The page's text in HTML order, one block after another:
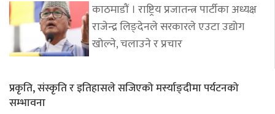
काठमाडौं । राष्ट्रिय प्रजातन्त्र पार्टीका अध्यक्ष
राजेन्द्र लिङ्देनले सरकारले एउटा उद्योग
खोल्ने, चलाउने र प्रचार
प्रकृति, संस्कृति र इतिहासले सजिएको मर्स्याङ्दीमा पर्यटनको
सम्भावना